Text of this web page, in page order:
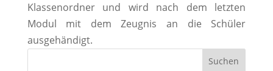
Klassenordner und wird nach dem letzten
Modul mit dem Zeugnis an die Schüler
ausgehändigt.